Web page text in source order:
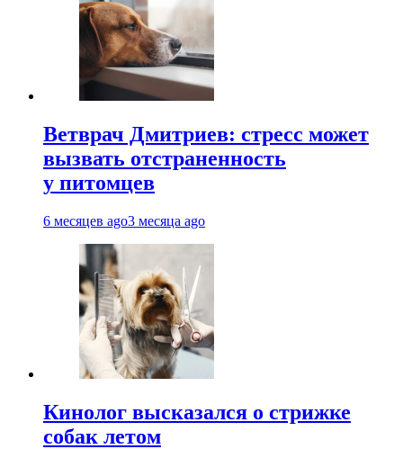
Ветврач Дмитриев: стресс может
вызвать отстраненность
у питомцев
6 месяцев ago3 месяца ago
Кинолог высказался о стрижке
собак летом